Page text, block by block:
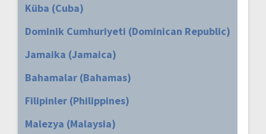
Küba (Cuba)
Dominik Cumhuriyeti (Dominican Republic)
Jamaika (Jamaica)
Bahamalar (Bahamas)
Filipinler (Philippines)
Malezya (Malaysia)